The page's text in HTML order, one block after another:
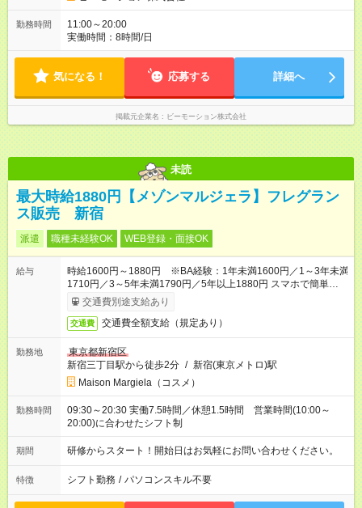
勤務時間
11:00～20:00
実働時間：8時間/日
気になる！ 応募する 詳細へ
掲載元企業名 ビーモーション株式会社
未読
最大時給1880円【メゾンマルジェラ】フレグラン
ス販売 新宿
派遣 職種未経験OK WEB登録・面接OK
給与
時給1600円～1880円 ※BA経験：1年未満1600円／1～3年未満
1710円／3～5年未満1790円／5年以上1880円 スマホで簡単申
請！給与前払いOK（条件有）
交通費別途支給あり
交通費 交通費全額支給（規定あり）
勤務地
東京都新宿区
新宿三丁目駅から徒歩2分 / 新宿(東京メトロ)駅
Maison Margiela（コスメ）
勤務時間
09:30～20:30 実働7.5時間／休憩1.5時間 営業時間(10:00～
20:00)に合わせたシフト制
期間 研修からスタート！開始日はお気軽にお問い合わせください。
特徴 シフト勤務 / パソコンスキル不要